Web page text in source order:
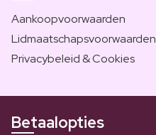
Aankoopvoorwaarden
Lidmaatschapsvoorwaarden
Privacybeleid & Cookies
Betaalopties